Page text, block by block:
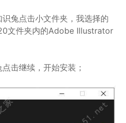
兔点击小文件夹，我选择的
文件夹内的Adobe Illustrator
击继续，开始安装；